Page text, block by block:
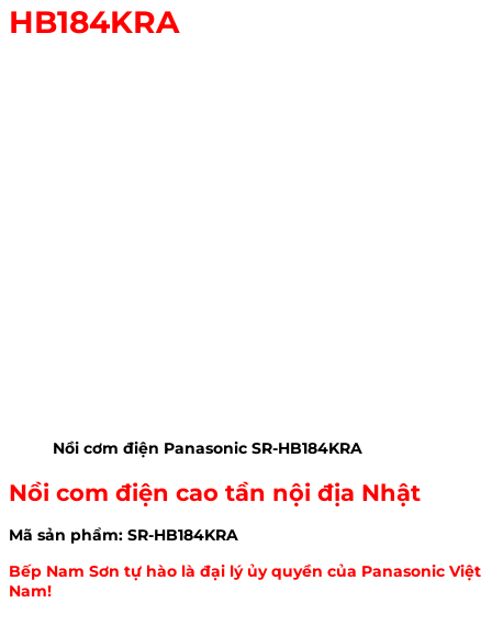
HB184KRA
Nồi cơm điện Panasonic SR-HB184KRA
Nồi com điện cao tần nội địa Nhật
Mã sản phẩm: SR-HB184KRA
Bếp Nam Sơn tự hào là đại lý ủy quyền của Panasonic Việt
Nam!